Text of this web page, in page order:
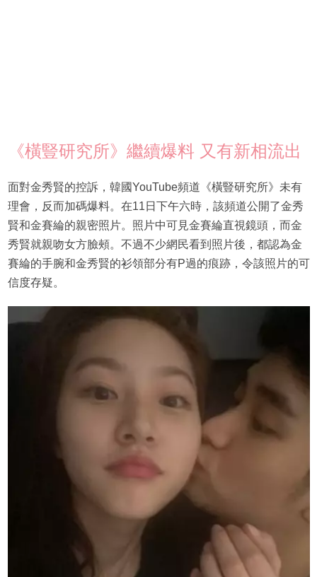
《橫豎研究所》繼續爆料 又有新相流出
面對金秀賢的控訴，韓國YouTube頻道《橫豎研究所》未有
理會，反而加碼爆料。在11日下午六時，該頻道公開了金秀
賢和金賽綸的親密照片。照片中可見金賽綸直視鏡頭，而金
秀賢就親吻女方臉頰。不過不少網民看到照片後，都認為金
賽綸的手腕和金秀賢的衫領部分有P過的痕跡，令該照片的可
信度存疑。